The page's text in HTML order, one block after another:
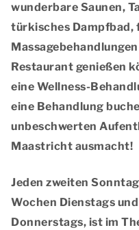
wunderbare Saunen,
türkisches Dampfbad,
Restaurant genießen
eine Wellness-
eine Behandlung
unbeschwerten
Maastricht ausmacht!
Jeden zweiten
Wochen Dienstags
Donnerstags, ist im